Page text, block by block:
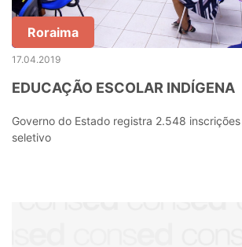
Roraima
17.04.2019
EDUCAÇÃO ESCOLAR INDÍGENA
Governo do Estado registra 2.548
seletivo